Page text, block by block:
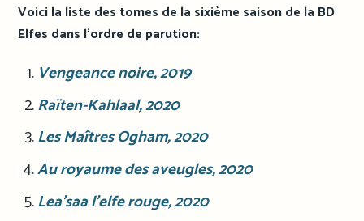
Voici la liste des tomes de la sixième saison de la BD
Elfes dans l’ordre de parution:
Vengeance noire, 2019
Raïten-Kahlaal, 2020
Les Maîtres Ogham, 2020
Au royaume des aveugles, 2020
Lea’saa l’elfe rouge, 2020